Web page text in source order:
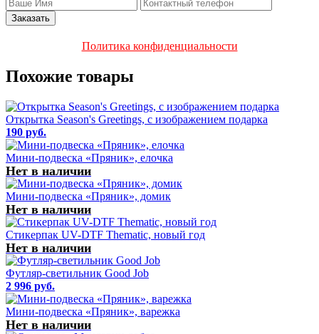
Политика конфиденциальности
Похожие товары
Открытка Season's Greetings, с изображением подарка
190 руб.
Мини-подвеска «Пряник», елочка
Нет в наличии
Мини-подвеска «Пряник», домик
Нет в наличии
Стикерпак UV-DTF Thematic, новый год
Нет в наличии
Футляр-светильник Good Job
2 996 руб.
Мини-подвеска «Пряник», варежка
Нет в наличии